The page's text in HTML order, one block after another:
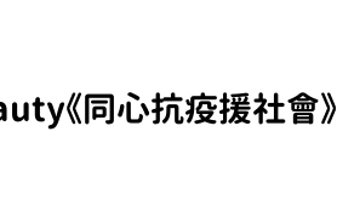
《同心抗疫援社會》